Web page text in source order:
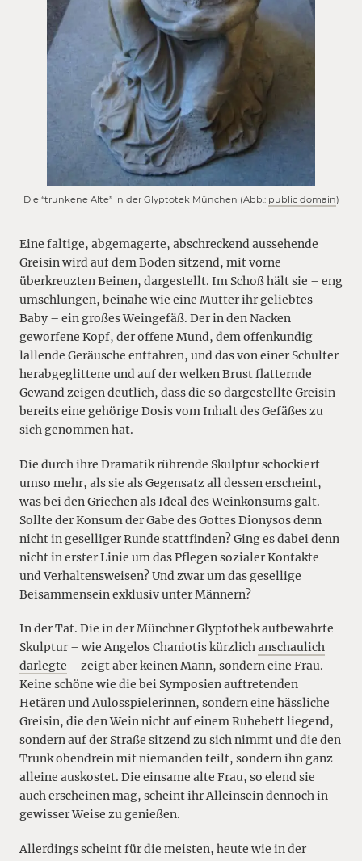
Die “trunkene Alte” in der Glyptotek München (Abb.: public domain)
Eine faltige, abgemagerte, abschreckend aussehende
Greisin wird auf dem Boden sitzend, mit vorne
überkreuzten Beinen, dargestellt. Im Schoß hält sie – eng
umschlungen, beinahe wie eine Mutter ihr geliebtes
Baby – ein großes Weingefäß. Der in den Nacken
geworfene Kopf, der offene Mund, dem offenkundig
lallende Geräusche entfahren, und das von einer Schulter
herabgeglittene und auf der welken Brust flatternde
Gewand zeigen deutlich, dass die so dargestellte Greisin
bereits eine gehörige Dosis vom Inhalt des Gefäßes zu
sich genommen hat.
Die durch ihre Dramatik rührende Skulptur schockiert
umso mehr, als sie als Gegensatz all dessen erscheint,
was bei den Griechen als Ideal des Weinkonsums galt.
Sollte der Konsum der Gabe des Gottes Dionysos denn
nicht in geselliger Runde stattfinden? Ging es dabei denn
nicht in erster Linie um das Pflegen sozialer Kontakte
und Verhaltensweisen? Und zwar um das gesellige
Beisammensein exklusiv unter Männern?
In der Tat. Die in der Münchner Glyptothek aufbewahrte
Skulptur – wie Angelos Chaniotis kürzlichanschaulich
darlegte – zeigt aber keinen Mann, sondern eine Frau.
Keine schöne wie die bei Symposien auftretenden
Hetären und Aulosspielerinnen, sondern eine hässliche
Greisin, die den Wein nicht auf einem Ruhebett liegend,
sondern auf der Straße sitzend zu sich nimmt und die den
Trunk obendrein mit niemanden teilt, sondern ihn ganz
alleine auskostet. Die einsame alte Frau, so elend sie
auch erscheinen mag, scheint ihr Alleinsein dennoch in
gewisser Weise zu genießen.
Allerdings scheint für die meisten, heute wie in der